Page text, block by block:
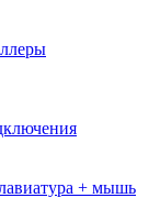
+ мышь